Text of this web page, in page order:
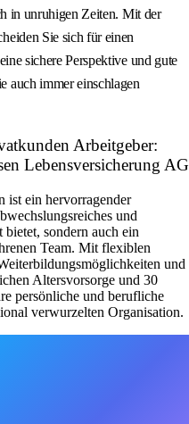
in unruhigen Zeiten. Mit der
Sie sich für einen
sichere Perspektive und gute
auch immer einschlagen
Arbeitgeber:
Lebensversicherung AG
ist ein hervorragender
und
sondern auch ein
Team. Mit flexiblen
und
Altersvorsorge und 30
persönliche und berufliche
verwurzelten Organisation.